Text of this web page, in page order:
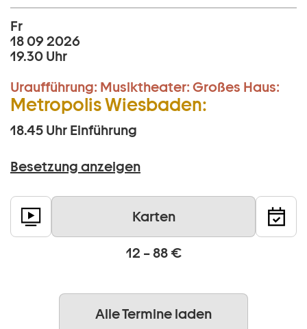
Fr
18 09 2026
19.30 Uhr
Uraufführung: Musiktheater: Großes Haus:
Metropolis Wiesbaden:
18.45 Uhr Einführung
Besetzung anzeigen
Karten
12 – 88 €
Alle Termine laden